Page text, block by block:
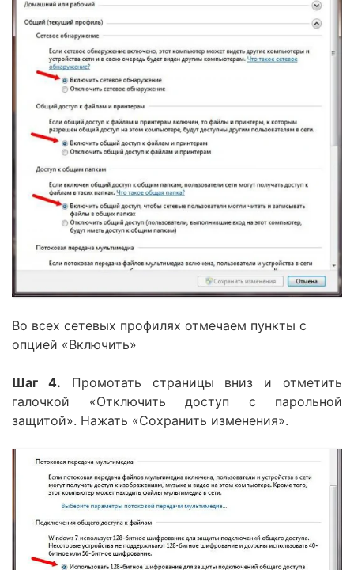
Во всех сетевых профилях отмечаем пункты с
опцией «Включить»
Шаг 4. Промотать страницы вниз и отметить
галочкой «Отключить доступ с парольной
защитой». Нажать «Сохранить изменения».